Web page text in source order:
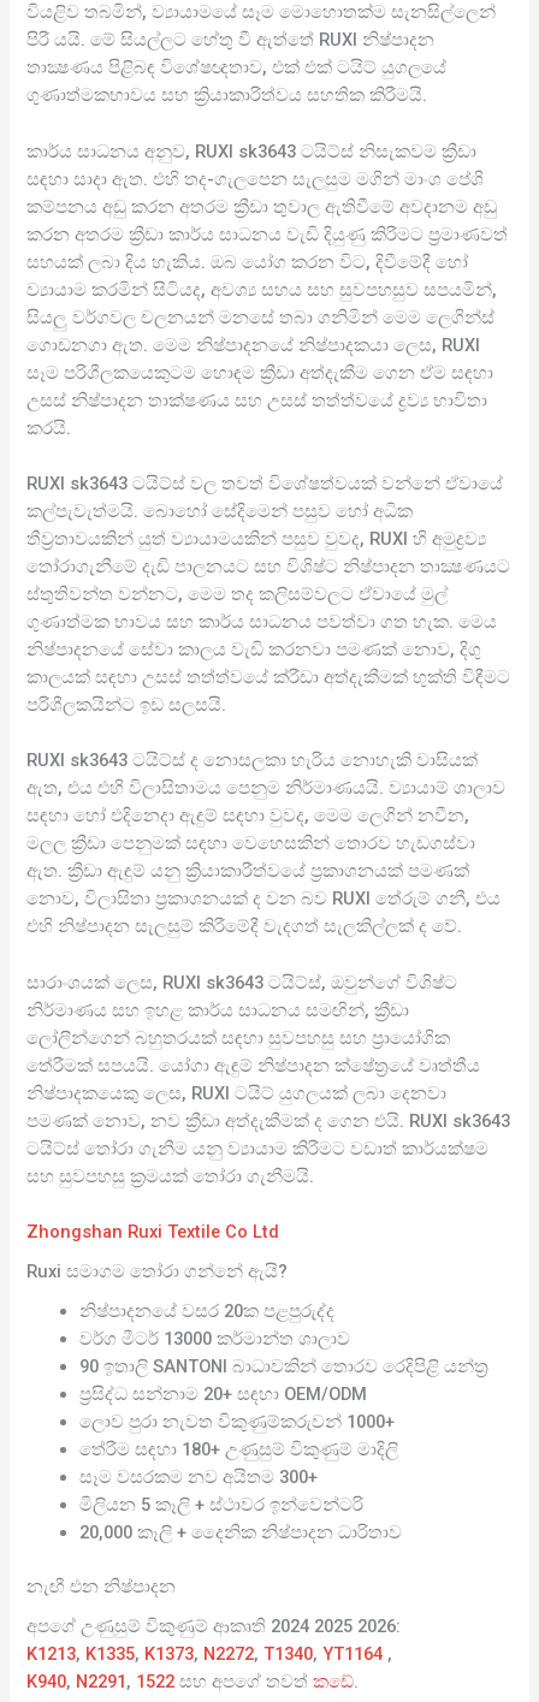
වියළිව තබමින්, ව්‍යායාමයේ සෑම මොහොතක්ම සැනසිල්ලෙන්
පිරී යයි. මේ සියල්ලට හේතු වී ඇත්තේ RUXI නිෂ්පාදන
තාක්‍ෂණය පිළිබඳ විශේෂඥතාව, එක් එක් ටයිට් යුගලයේ
ගුණාත්මකභාවය සහ ක්‍රියාකාරිත්වය සහතික කිරීමයි.
කාර්ය සාධනය අනුව, RUXI sk3643 ටයිට්ස් නිසැකවම ක්‍රීඩා
සඳහා සාදා ඇත. එහි තද-ගැලපෙන සැලසුම මගින් මාංශ පේශි
කම්පනය අඩු කරන අතරම ක්‍රීඩා තුවාල ඇතිවීමේ අවදානම අඩු
කරන අතරම ක්‍රීඩා කාර්ය සාධනය වැඩි දියුණු කිරීමට ප්‍රමාණවත්
සහයක් ලබා දිය හැකිය. ඔබ යෝග කරන විට, දිවීමේදී හෝ
ව්‍යායාම කරමින් සිටියද, අවශ්‍ය සහය සහ සුවපහසුව සපයමින්,
සියලු වර්ගවල චලනයන් මනසේ තබා ගනිමින් මෙම ලෙගින්ස්
ගොඩනගා ඇත. මෙම නිෂ්පාදනයේ නිෂ්පාදකයා ලෙස, RUXI
සෑම පරිශීලකයෙකුටම හොඳම ක්‍රීඩා අත්දැකීම ගෙන ඒම සඳහා
උසස් නිෂ්පාදන තාක්ෂණය සහ උසස් තත්ත්වයේ ද්‍රව්‍ය භාවිතා
කරයි.
RUXI sk3643 ටයිට්ස් වල තවත් විශේෂත්වයක් වන්නේ ඒවායේ
කල්පැවැත්මයි. බොහෝ සේදිමෙන් පසුව හෝ අධික
තීව්‍රතාවයකින් යුත් ව්‍යායාමයකින් පසුව වුවද, RUXI හි අමුද්‍රව්‍ය
තෝරාගැනීමේ දැඩි පාලනයට සහ විශිෂ්ට නිෂ්පාදන තාක්‍ෂණයට
ස්තුතිවන්ත වන්නට, මෙම තද කලිසම්වලට ඒවායේ මුල්
ගුණාත්මක භාවය සහ කාර්ය සාධනය පවත්වා ගත හැක. මෙය
නිෂ්පාදනයේ සේවා කාලය වැඩි කරනවා පමණක් නොව, දිගු
කාලයක් සඳහා උසස් තත්ත්වයේ ක්රීඩා අත්දැකීමක් භුක්ති විඳීමට
පරිශීලකයින්ට ඉඩ සලසයි.
RUXI sk3643 ටයිට්ස් ද නොසලකා හැරිය නොහැකි වාසියක්
ඇත, එය එහි විලාසිතාමය පෙනුම නිර්මාණයයි. ව්‍යායාම් ශාලාව
සඳහා හෝ එදිනෙදා ඇඳුම් සඳහා වුවද, මෙම ලෙගින් නවීන,
මලල ක්‍රීඩා පෙනුමක් සඳහා වෙහෙසකින් තොරව හැඩගස්වා
ඇත. ක්‍රීඩා ඇඳුම් යනු ක්‍රියාකාරීත්වයේ ප්‍රකාශනයක් පමණක්
නොව, විලාසිතා ප්‍රකාශනයක් ද වන බව RUXI තේරුම් ගනී, එය
එහි නිෂ්පාදන සැලසුම් කිරීමේදී වැදගත් සැලකිල්ලක් ද වේ.
සාරාංශයක් ලෙස, RUXI sk3643 ටයිට්ස්, ඔවුන්ගේ විශිෂ්ට
නිර්මාණය සහ ඉහළ කාර්ය සාධනය සමඟින්, ක්‍රීඩා
ලෝලීන්ගෙන් බහුතරයක් සඳහා සුවපහසු සහ ප්‍රායෝගික
තේරීමක් සපයයි. යෝගා ඇඳුම් නිෂ්පාදන ක්ෂේත්‍රයේ වෘත්තීය
නිෂ්පාදකයෙකු ලෙස, RUXI ටයිට් යුගලයක් ලබා දෙනවා
පමණක් නොව, නව ක්‍රීඩා අත්දැකීමක් ද ගෙන එයි. RUXI sk3643
ටයිට්ස් තෝරා ගැනීම යනු ව්‍යායාම කිරීමට වඩාත් කාර්යක්ෂම
සහ සුවපහසු ක්‍රමයක් තෝරා ගැනීමයි.
Zhongshan Ruxi Textile Co Ltd
Ruxi සමාගම තෝරා ගන්නේ ඇයි?
නිෂ්පාදනයේ වසර 20ක පළපුරුද්ද
වර්ග මීටර් 13000 කර්මාන්ත ශාලාව
90 ඉතාලි SANTONI බාධාවකින් තොරව රෙදිපිළි යන්ත්‍ර
ප්‍රසිද්ධ සන්නාම 20+ සඳහා OEM/ODM
ලොව පුරා නැවත විකුණුම්කරුවන් 1000+
තේරීම සඳහා 180+ උණුසුම් විකුණුම් මාදිලි
සෑම වසරකම නව අයිතම 300+
මිලියන 5 කෑලි + ස්ථාවර ඉන්වෙන්ටරි
20,000 කෑලි + දෛනික නිෂ්පාදන ධාරිතාව
නැඟී එන නිෂ්පාදන
අපගේ උණුසුම් විකුණුම් ආකෘති 2024 2025 2026:
K1213, K1335, K1373, N2272,T1340,YT1164 ,
K940, N2291 , 1522සහ අපගේ තවත්කඩේ.